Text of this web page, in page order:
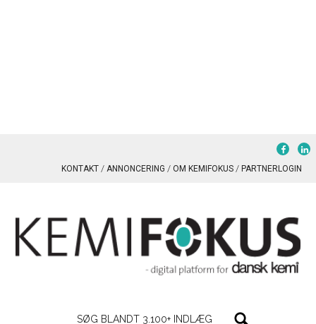
KONTAKT ANNONCERING OM KEMIFOKUS PARTNERLOGIN